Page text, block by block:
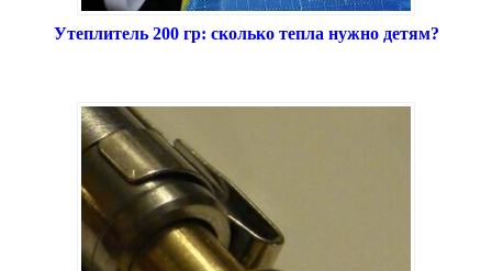
Утеплитель 200 гр: сколько тепла нужно детям?